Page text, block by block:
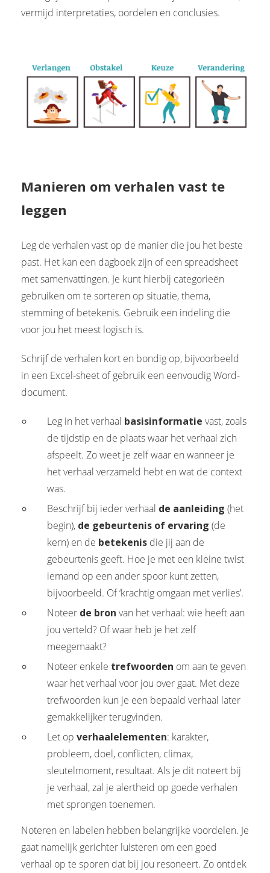
vermijd interpretaties, oordelen en conclusies.
Manieren om verhalen vast te
leggen
Leg de verhalen vast op de manier die jou het beste
past. Het kan een dagboek zijn of een spreadsheet
met samenvattingen. Je kunt hierbij categorieën
gebruiken om te sorteren op situatie, thema,
stemming of betekenis. Gebruik een indeling die
voor jou het meest logisch is.
Schrijf de verhalen kort en bondig op, bijvoorbeeld
in een Excel-sheet of gebruik een eenvoudig Word-
document.
Leg in het verhaal basisinformatie vast, zoals
de tijdstip en de plaats waar het verhaal zich
afspeelt. Zo weet je zelf waar en wanneer je
het verhaal verzameld hebt en wat de context
was.
Beschrijf bij ieder verhaal de aanleiding(het
begin), de gebeurtenis of ervaring (de
kern) en de betekenis die jij aan de
gebeurtenis geeft. Hoe je met een kleine twist
iemand op een ander spoor kunt zetten,
bijvoorbeeld. Of ‘krachtig omgaan met verlies’.
Noteer de bronvan het verhaal: wie heeft aan
jou verteld? Of waar heb je het zelf
meegemaakt?
Noteer enkele trefwoorden om aan te geven
waar het verhaal voor jou over gaat. Met deze
trefwoorden kun je een bepaald verhaal later
gemakkelijker terugvinden.
Let opverhaalelementen: karakter,
probleem, doel, conflicten, climax,
sleutelmoment, resultaat. Als je dit noteert bij
je verhaal, zal je alertheid op goede verhalen
met sprongen toenemen.
Noteren en labelen hebben belangrijke voordelen. Je
gaat namelijk gerichter luisteren om een goed
verhaal op te sporen dat bij jou resoneert. Zo ontdek